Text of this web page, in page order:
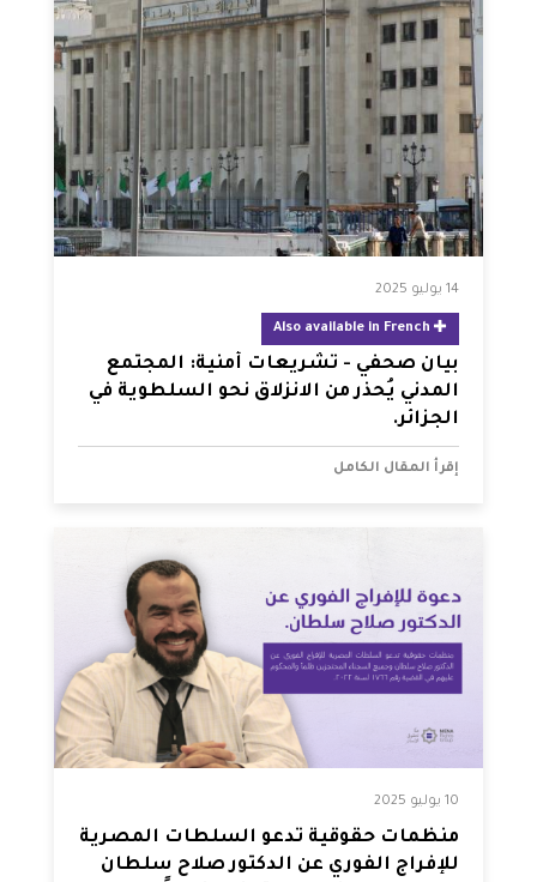
14 يوليو 2025
بيان صحفي - تشريعات أمنية: المجتمع
المدني يُحذر من الانزلاق نحو السلطوية في
الجزائر.
إقرأ المقال الكامل
10 يوليو 2025
منظمات حقوقية تدعو السلطات المصرية
للإفراج الفوري عن الدكتور صلاح سلطان